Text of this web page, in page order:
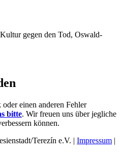
Kultur gegen den Tod, Oswald-
einen anderen Fehler
bitte. Wir freuen uns über jegliche
können.
Terezín e.V. | Impressum |